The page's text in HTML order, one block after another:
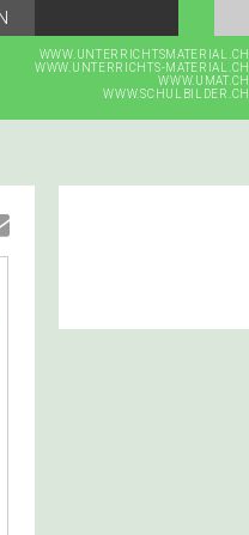
WWW.UNTERRICHTSMATERIAL.CH
WWW.UNTERRICHTS-MATERIAL.CH
WWW.UMAT.CH
WWW.SCHULBILDER.CH